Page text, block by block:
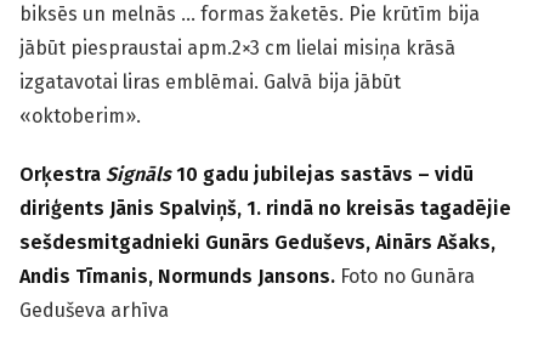
biksēs un melnās … formas žaketēs. Pie krūtīm bija
jābūt piespraustai apm.2×3 cm lielai misiņa krāsā
izgatavotai liras emblēmai. Galvā bija jābūt
«oktoberim».
Orķestra Signāls10 gadu jubilejas sastāvs – vidū
diriģents Jānis Spalviņš, 1. rindā no kreisās tagadējie
sešdesmitgadnieki Gunārs Geduševs, Ainārs Ašaks,
Andis Tīmanis, Normunds Jansons. Foto no Gunāra
Geduševa arhīva